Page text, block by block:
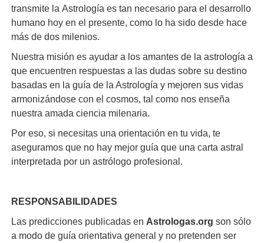
transmite la Astrología es tan necesario para el desarrollo
humano hoy en el presente, como lo ha sido desde hace
más de dos milenios.
Nuestra misión es ayudar a los amantes de la astrología a
que encuentren respuestas a las dudas sobre su destino
basadas en la guía de la Astrología y mejoren sus vidas
armonizándose con el cosmos, tal como nos enseña
nuestra amada ciencia milenaria.
Por eso, si necesitas una orientación en tu vida, te
aseguramos que no hay mejor guía que una carta astral
interpretada por un astrólogo profesional.
RESPONSABILIDADES
Las predicciones publicadas en Astrologas.org son sólo
a modo de guía orientativa general y no pretenden ser